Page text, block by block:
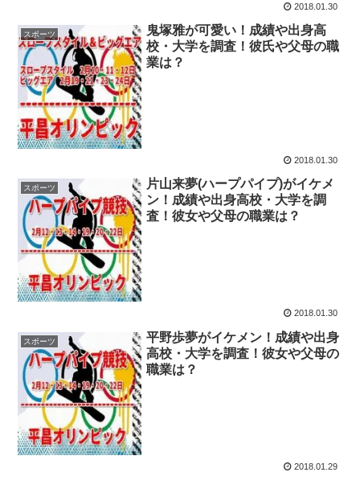
2018.01.30
スポーツ
鬼塚雅が可愛い！成績や出身高
校・大学を調査！彼氏や父母の職
業は？
2018.01.30
スポーツ
片山来夢(ハープパイプ)がイケメ
ン！成績や出身高校・大学を調
査！彼女や父母の職業は？
2018.01.30
スポーツ
平野歩夢がイケメン！成績や出身
高校・大学を調査！彼女や父母の
職業は？
2018.01.29